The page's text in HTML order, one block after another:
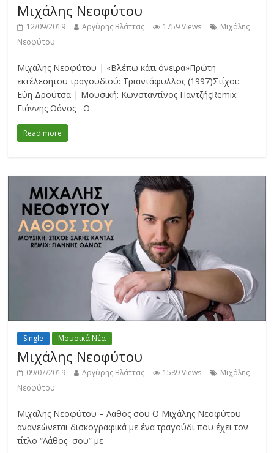
Μιχάλης Νεοφύτου
12/09/2019 Αργύρης Βλάττας 1759 Views
Μιχάλης
Νεοφύτου
Μιχάλης Νεοφύτου | «Βλέπω κάτι όνειρα»Πρώτη
εκτέλεσητου τραγουδιού: Τριαντάφυλλος (1997)Στίχοι:
Εύη Δρούτσα | Μουσική: Κωνσταντίνος ΠαντζήςRemix:
Γιάννης Θάνος Ο
Read more
Single Μουσικά Νέα
Μιχάλης Νεοφύτου
09/07/2019 Αργύρης Βλάττας 1589 Views
Μιχάλης
Νεοφύτου
Μιχάλης Νεοφύτου – Λάθος σου Ο Μιχάλης Νεοφύτου
ανανεώνεται δισκογραφικά με ένα τραγούδι που έχει τον
τίτλο “Λάθος σου” με